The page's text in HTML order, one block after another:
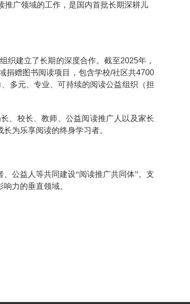
推广领域的工作，是国内首批长期深耕儿
织建立了长期的深度合作。截至2025年，
捐赠图书阅读项目，包含学校/社区共4700
多元、专业、可持续的阅读公益组织（担
、校长、教师、公益阅读推广人以及家长
为乐享阅读的终身学习者。
公益人等共同建设“阅读推广共同体”。支
响力的垂直领域。